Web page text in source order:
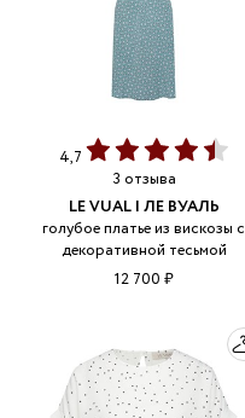
4,7
3 отзыва
LE VUAL | ЛЕ ВУАЛЬ
голубое платье из вискозы с
декоративной тесьмой
12 700 ₽